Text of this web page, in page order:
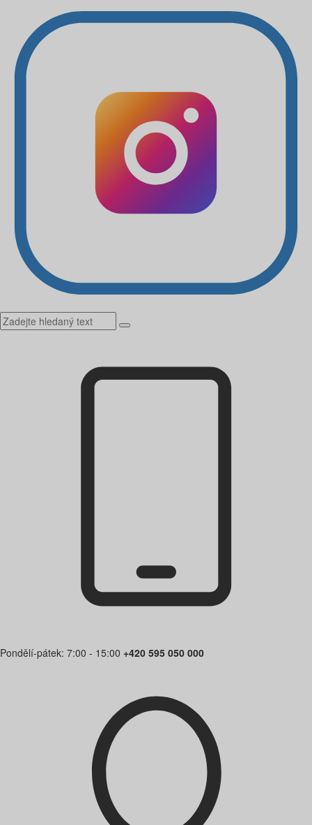
Pondělí-pátek: 7:00 - 15:00 +420 595 050 000